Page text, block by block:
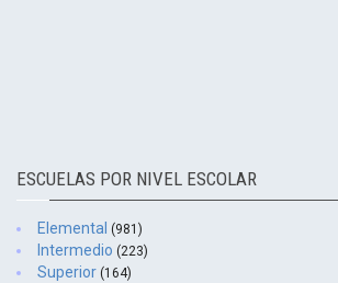
ESCUELAS POR NIVEL ESCOLAR
Elemental (981)
Intermedio (223)
Superior (164)